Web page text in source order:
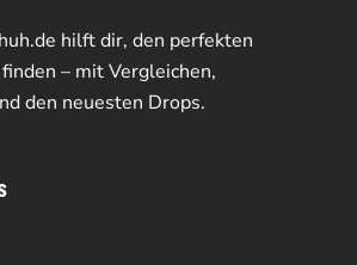
hilft dir, den perfekten
– mit Vergleichen,
den neuesten Drops.